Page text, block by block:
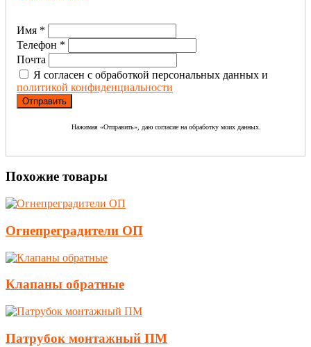
Имя *
Телефон *
Почта
Я согласен с обработкой персональных данных и
политикой конфиденциальности
Нажимая «Отправить», даю согласие на обработку моих данных.
Похожие товары
Огнепреградители ОП
Клапаны обратные
Патрубок монтажный ПМ